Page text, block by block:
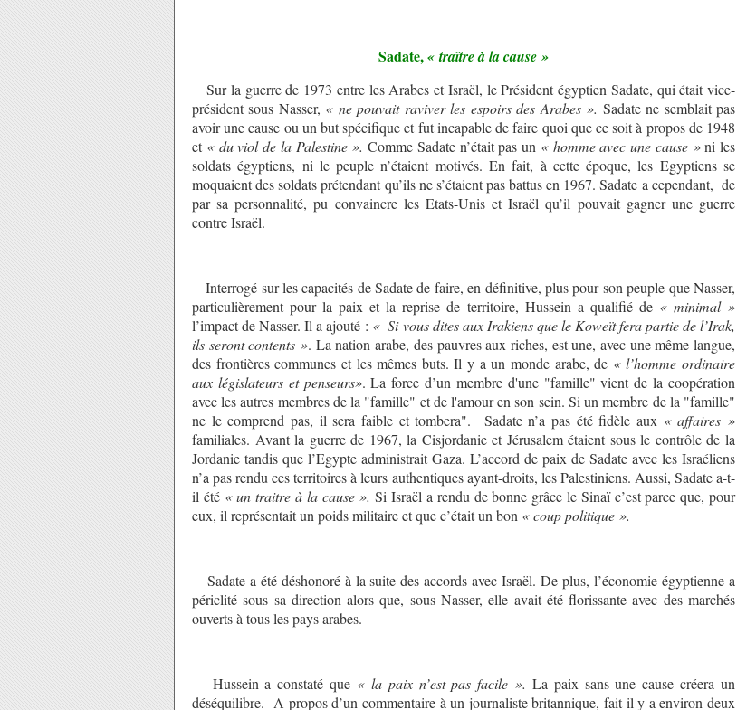
Sadate,« traître à la cause »
Sur la guerre de 1973 entre les Arabes et Israël, le Président égyptien Sadate, qui était vice-
président sous Nasser, « ne pouvait raviver les espoirs des Arabes ». Sadate ne semblait pas
avoir une cause ou un but spécifique et fut incapable de faire quoi que ce soit à propos de 1948
et « du viol de la Palestine ». Comme Sadate n’était pas un « homme avec une cause »ni les
soldats égyptiens, ni le peuple n’étaient motivés. En fait, à cette époque, les Egyptiens se
moquaient des soldats prétendant qu’ils ne s’étaient pas battus en 1967. Sadate a cependant, de
par sa personnalité, pu convaincre les Etats-Unis et Israël qu’il pouvait gagner une guerre
contre Israël.
Interrogé sur les capacités de Sadate de faire, en définitive, plus pour son peuple que Nasser,
particulièrement pour la paix et la reprise de territoire, Hussein a qualifié de « minimal »
l’impact de Nasser. Il a ajouté : « Si vous dites aux Irakiens que le Koweït fera partie de l’Irak,
ils seront contents ». La nation arabe, des pauvres aux riches, est une, avec une même langue,
des frontières communes et les mêmes buts. Il y a un monde arabe, de « l’homme ordinaire
aux législateurs et penseurs». La force d’un membre d'une "famille" vient de la coopération
avec les autres membres de la "famille" et de l'amour en son sein. Si un membre de la "famille"
ne le comprend pas, il sera faible et tombera". Sadate n’a pas été fidèle aux « affaires »
familiales. Avant la guerre de 1967, la Cisjordanie et Jérusalem étaient sous le contrôle de la
Jordanie tandis que l’Egypte administrait Gaza. L’accord de paix de Sadate avec les Israéliens
n’a pas rendu ces territoires à leurs authentiques ayant-droits, les Palestiniens. Aussi, Sadate a-t-
il été « un traitre à la cause ». Si Israël a rendu de bonne grâce le Sinaï c’est parce que, pour
eux, il représentait un poids militaire et que c’était un bon « coup politique ».
Sadate a été déshonoré à la suite des accords avec Israël. De plus, l’économie égyptienne a
périclité sous sa direction alors que, sous Nasser, elle avait été florissante avec des marchés
ouverts à tous les pays arabes.
Hussein a constaté que « la paix n’est pas facile ». La paix sans une cause créera un
déséquilibre. A propos d’un commentaire à un journaliste britannique, fait il y a environ deux